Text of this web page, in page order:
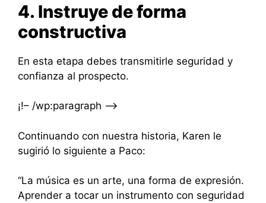
4. Instruye de forma
constructiva
En esta etapa debes transmitirle seguridad y
confianza al prospecto.
¡!– /wp:paragraph –>
Continuando con nuestra historia, Karen le
sugirió lo siguiente a Paco:
“La música es un arte, una forma de expresión.
Aprender a tocar un instrumento con seguridad